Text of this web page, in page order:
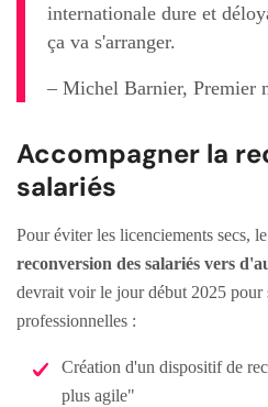
internationale dure et
ça va s'arranger.
– Michel Barnier, Premier
Accompagner la
salariés
Pour éviter les licenciements secs,
reconversion des salariés vers
devrait voir le jour début 2025 pour
professionnelles :
Création d'un dispositif de
plus agile"